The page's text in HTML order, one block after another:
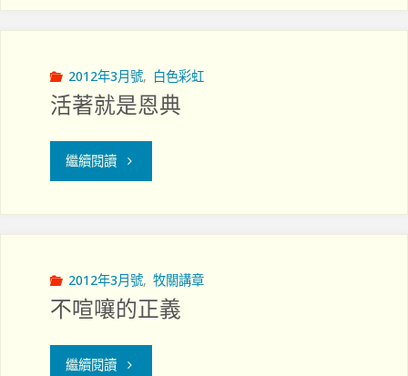
－
病
患
教
會
2012年3月號, 白色彩虹
活著就是恩典
繼續閱讀"活
是
恩
典"
2012年3月號, 牧關講章
不喧嚷的正義
繼續閱讀"不